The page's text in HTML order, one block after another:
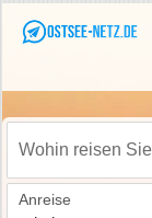
Wohin reisen Sie?
Anreise